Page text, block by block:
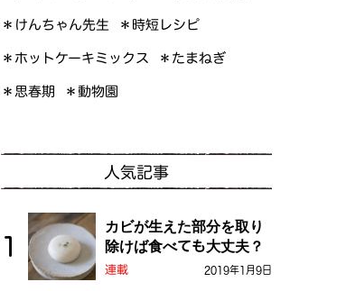
＊けんちゃん先生 ＊時短レシピ
＊ホットケーキミックス ＊たまねぎ
＊思春期 ＊動物園
人気記事
カビが生えた部分を取り
除けば食べても大丈夫？
連載 2019年1月9日